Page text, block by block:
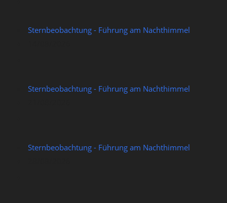
Sternbeobachtung - Führung am Nachthimmel
Sternbeobachtung - Führung am Nachthimmel
Sternbeobachtung - Führung am Nachthimmel